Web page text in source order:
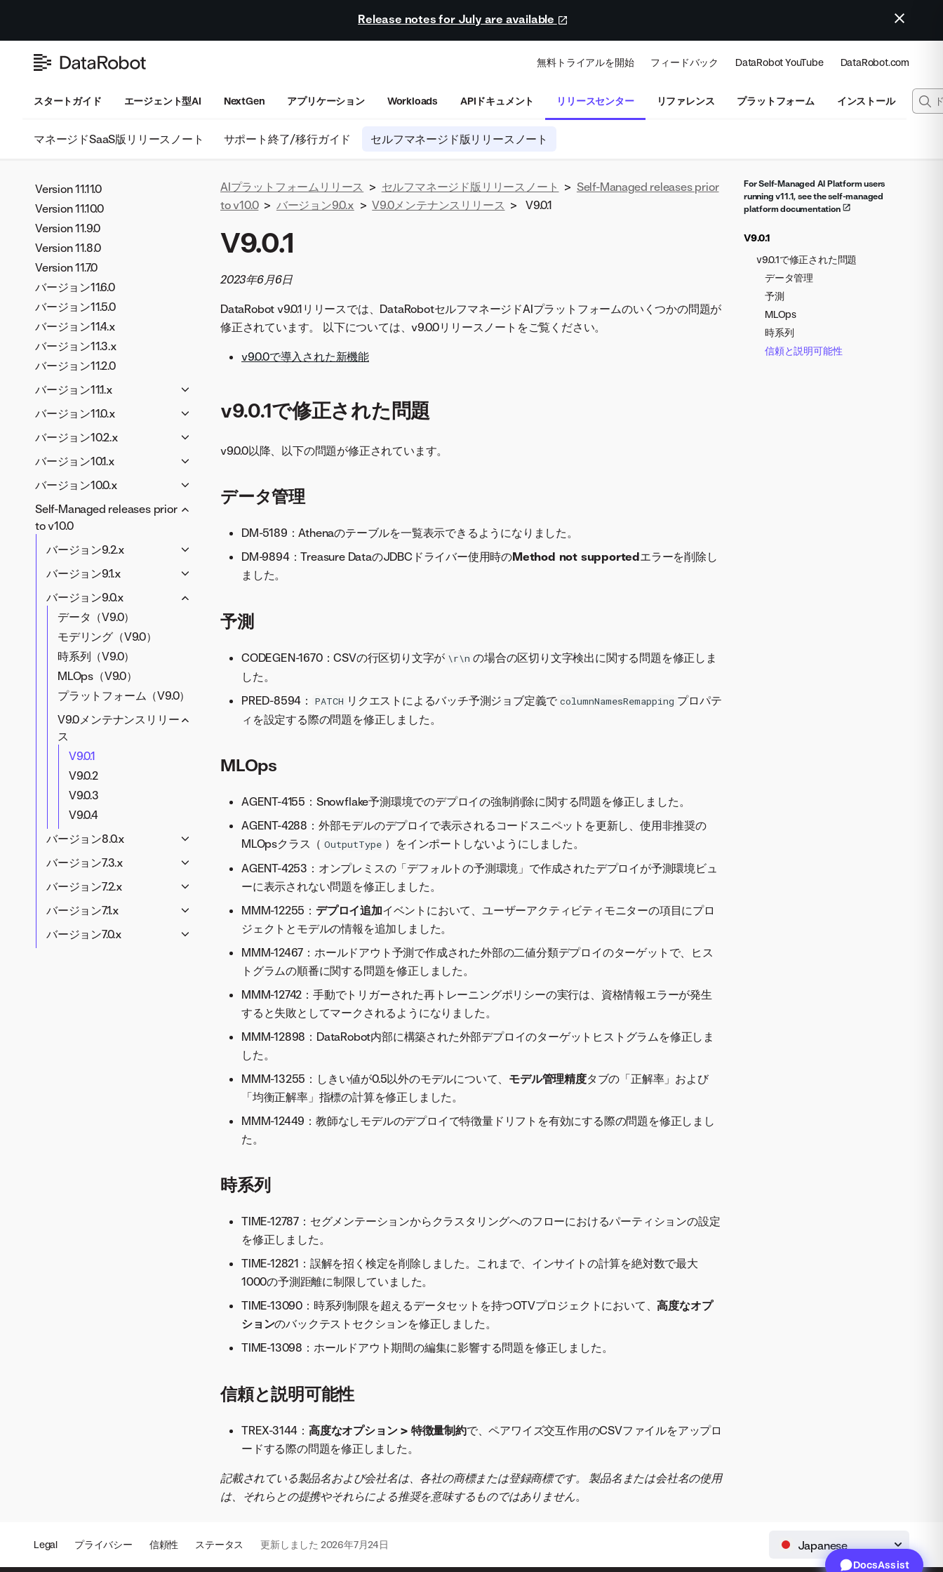
Release notes for July are available
無料トライアルを開始 フィードバック DataRobot YouTube DataRobot.com
スタートガイド エージェント型AI NextGen アプリケーション Workloads APIドキュメント リリースセンター リファレンス プラットフォーム インストール
マネージドSaaS版リリースノート サポート終了/移行ガイド セルフマネージド版リリースノート
Version 11.11.0
Version 11.10.0
Version 11.9.0
Version 11.8.0
Version 11.7.0
バージョン11.6.0
バージョン11.5.0
バージョン11.4.x
バージョン11.3.x
バージョン11.2.0
バージョン11.1.x
アプリケーション（V11.1）
コードファースト（V11.1）
MLOpsと予測（V11.1）
プラットフォーム（V11.1）
V11.1メンテナンスリリース
V11.1.1
V11.1.2
V11.1.3
V11.1.4
V11.1.5
V11.1.6
V11.1.7
V11.1.8
V11.1.10
V11.1.11
バージョン11.0.x
アプリケーション（V11.0）
コードファースト（V11.0）
MLOpsと予測（V11.0）
ス
V11.0.4
V11.0.3
V11.0.2
V11.0.1
バージョン10.2.x
生成AI（V10.2）
MLOpsと予測（V10.2）
ス
V10.2.6
V10.2.5
V10.2.4
V10.2.3
V10.2.2
V10.2.1
バージョン10.1.x
データ、モデリング、アプリ
コードファースト（V10.1）
V10.1.2
V10.1.1
バージョン10.0.x
データ、モデリング、アプリ
（V10.0）
ス
V10.0.3
V10.0.2
V10.0.1
Self-Managed releases prior
to v10.0
バージョン9.2.x
データ、モデリング、アプ
コードファースト（V9.2）
MLOpsと予測（V9.2）
V9.2メンテナンスリリー
ス
V9.2.7
V9.2.6
V9.2.5
V9.2.3
V9.2.2
V9.2.1
バージョン9.1.x
データ、モデリング、アプ
リ（V9.1）
コードファースト（V9.1）
MLOpsと予測（V9.1）
V9.1メンテナンスリリー
ス
V9.1.3
バージョン9.0.x
データ（V9.0）
モデリング（V9.0）
時系列（V9.0）
MLOps（V9.0）
プラットフォーム（V9.0）
V9.0メンテナンスリリー
ス
V9.0.1
V9.0.2
V9.0.3
V9.0.4
バージョン8.0.x
AutoML (V8.0)
ース
バージョン8.0.3
バージョン8.0.2
バージョン7.3.x
AutoML (V7.3)
バージョン7.2.x
AutoML (V7.2)
バージョン7.1.x
AutoML (V7.1)
バージョン7.0.x
For Self-Managed AI Platform users
running v11.1, see the self-managed
platform documentation
V9.0.1
v9.0.1で修正された問題
データ管理
予測
MLOps
時系列
信頼と説明可能性
AIプラットフォームリリース > セルフマネージド版リリースノート > Self-Managed releases prior
to v10.0 > バージョン9.0.x > V9.0メンテナンスリリース > V9.0.1
V9.0.1
2023年6月6日
DataRobot v9.0.1リリースでは、DataRobotセルフマネージドAIプラットフォームのいくつかの問題が
修正されています。 以下については、v9.0.0リリースノートをご覧ください。
v9.0.0で導入された新機能
v9.0.1で修正された問題
v9.0.0以降、以下の問題が修正されています。
データ管理
DM-5189：Athenaのテーブルを一覧表示できるようになりました。
DM-9894：Treasure DataのJDBCドライバー使用時のMethod not supportedエラーを削除し
ました。
予測
CODEGEN-1670：CSVの行区切り文字が \r\n の場合の区切り文字検出に関する問題を修正しま
した。
PRED-8594：
PATCH リクエストによるバッチ予測ジョブ定義で columnNamesRemapping プロパテ
ィを設定する際の問題を修正しました。
MLOps
AGENT-4155：Snowflake予測環境でのデプロイの強制削除に関する問題を修正しました。
AGENT-4288：外部モデルのデプロイで表示されるコードスニペットを更新し、使用非推奨の
MLOpsクラス（ OutputType ）をインポートしないようにしました。
AGENT-4253：オンプレミスの「デフォルトの予測環境」で作成されたデプロイが予測環境ビュ
ーに表示されない問題を修正しました。
MMM-12255： デプロイ追加イベントにおいて、ユーザーアクティビティモニターの項目にプロ
ジェクトとモデルの情報を追加しました。
MMM-12467：ホールドアウト予測で作成された外部の二値分類デプロイのターゲットで、ヒス
トグラムの順番に関する問題を修正しました。
MMM-12742：手動でトリガーされた再トレーニングポリシーの実行は、資格情報エラーが発生
すると失敗としてマークされるようになりました。
MMM-12898：DataRobot内部に構築された外部デプロイのターゲットヒストグラムを修正しま
した。
MMM-13255：しきい値が0.5以外のモデルについて、 モデル管理精度タブの「正解率」および
「均衡正解率」指標の計算を修正しました。
MMM-12449：教師なしモデルのデプロイで特徴量ドリフトを有効にする際の問題を修正しまし
た。
時系列
TIME-12787：セグメンテーションからクラスタリングへのフローにおけるパーティションの設定
を修正しました。
TIME-12821：誤解を招く検定を削除しました。これまで、インサイトの計算を絶対数で最大
1000の予測距離に制限していました。
TIME-13090：時系列制限を超えるデータセットを持つOTVプロジェクトにおいて、高度なオプ
ションのバックテストセクションを修正しました。
TIME-13098：ホールドアウト期間の編集に影響する問題を修正しました。
信頼と説明可能性
TREX-3144： 高度なオプション > 特徴量制約で、ペアワイズ交互作用のCSVファイルをアップロ
ードする際の問題を修正しました。
記載されている製品名および会社名は、各社の商標または登録商標です。 製品名または会社名の使用
は、それらとの提携やそれらによる推奨を意味するものではありません。
Legal プライバシー 信頼性 ステータス 更新しました 2026年7月24日 Japanese
DocsAssist